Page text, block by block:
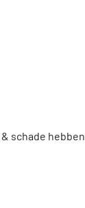
schade hebben.